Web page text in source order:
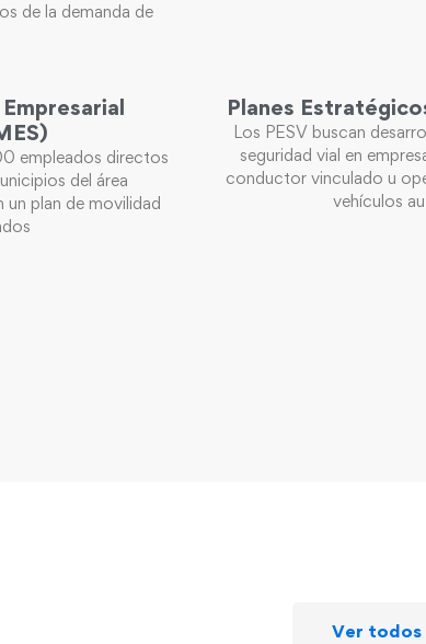
de la demanda de
empleados directos
del área
plan de movilidad
Planes
Los PESV buscan
seguridad vial en
conductor vinculado u
vehículos
Ver todos